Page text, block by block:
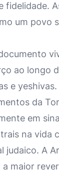
fidelidade.
um povo
ao longo
e
da
em
na vida
judaico. A
maior